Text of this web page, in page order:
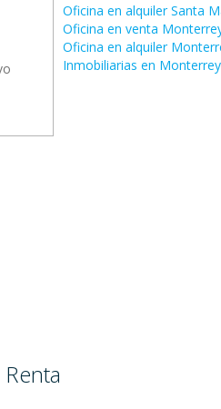
Oficina en alquiler Santa
Oficina en venta
Oficina en alquiler
Inmobiliarias en Monterrey